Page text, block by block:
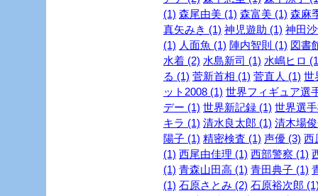
(1) 森尾由美 (1) 森富美 (1) 森麻
真矢みき (1) 神児遊助 (1) 神田
(1) 人面魚 (1) 陣内智則 (1) 図書
水着 (2) 水島新司 (1) 水嶋ヒロ
る (1) 菅新首相 (1) 菅直人 (1) 世
ット2008 (1) 世界フィギュア選
デー (1) 世界新記録 (1) 世界選
キラ (1) 清水良太郎 (1) 清木場
陽子 (1) 精密検査 (1) 声優 (3) 西
(1) 西尾由佳理 (1) 西部警察 (1)
(1) 青森山田高 (1) 青田典子 (1)
(1) 石原さとみ (2) 石原裕次郎